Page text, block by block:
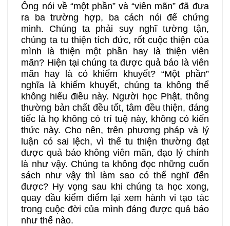
Ông nói về “một phần” và “viên mãn” đã đưa
ra ba trường hợp, ba cách nói để chứng
minh. Chúng ta phải suy nghĩ tường tận,
chúng ta tu thiện tích đức, rốt cuộc thiện của
mình là thiện một phần hay là thiện viên
mãn? Hiện tại chúng ta được quả báo là viên
mãn hay là có khiếm khuyết? “Một phần”
nghĩa là khiếm khuyết, chúng ta không thể
không hiểu điều này. Người học Phật, thông
thường bản chất đều tốt, tâm đều thiện, đáng
tiếc là họ không có trí tuệ này, không có kiến
thức này. Cho nên, trên phương pháp và lý
luận có sai lệch, vì thế tu thiện thường đạt
được quả báo không viên mãn, đạo lý chính
là như vậy. Chúng ta không đọc những cuốn
sách như vậy thì làm sao có thể nghĩ đến
được? Hy vọng sau khi chúng ta học xong,
quay đầu kiểm điểm lại xem hành vi tạo tác
trong cuộc đời của mình đáng được quả báo
như thế nào.